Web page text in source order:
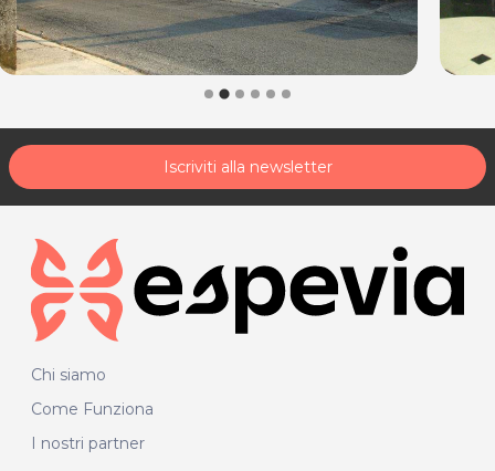
Iscriviti alla newsletter
Chi siamo
Come Funziona
I nostri partner